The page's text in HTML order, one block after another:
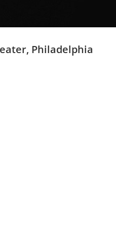
Philadelphia